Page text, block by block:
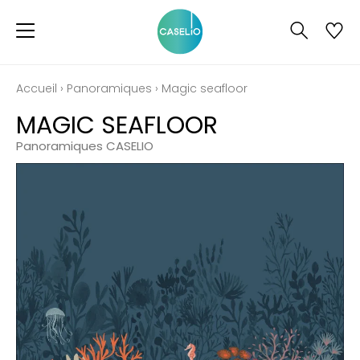
Accueil › Panoramiques › Magic seafloor
MAGIC SEAFLOOR
Panoramiques CASELIO